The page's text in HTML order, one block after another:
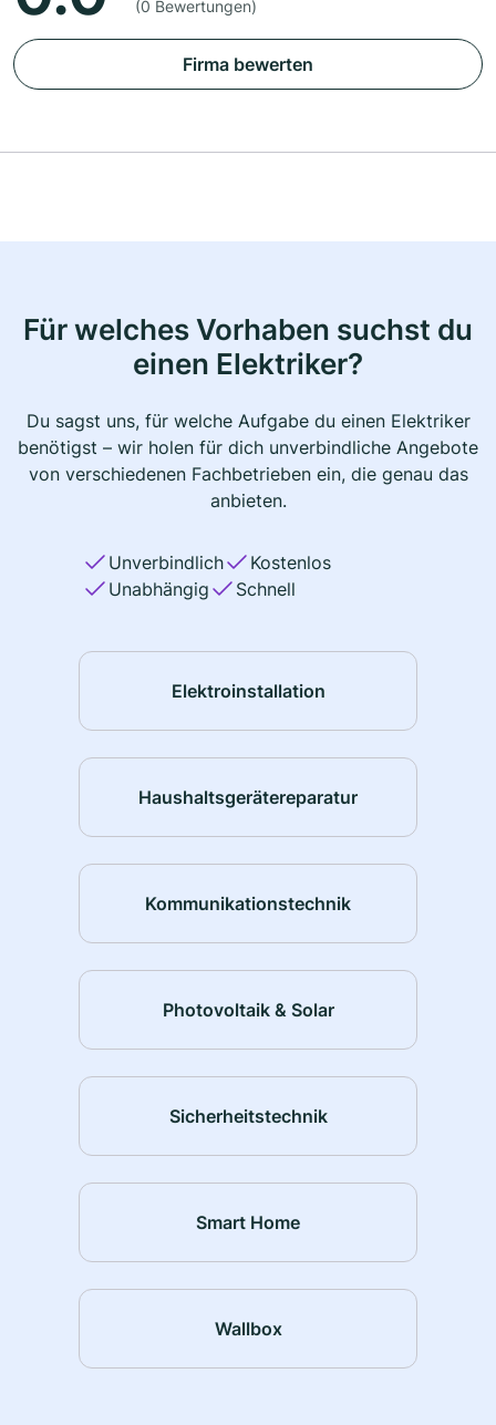
(0 Bewertungen)
Firma bewerten
Für welches Vorhaben suchst du
einen Elektriker?
Du sagst uns, für welche Aufgabe du einen Elektriker
benötigst – wir holen für dich unverbindliche Angebote
von verschiedenen Fachbetrieben ein, die genau das
anbieten.
Unverbindlich
Kostenlos
Unabhängig
Schnell
Elektroinstallation
Haushaltsgerätereparatur
Kommunikationstechnik
Photovoltaik & Solar
Sicherheitstechnik
Smart Home
Wallbox